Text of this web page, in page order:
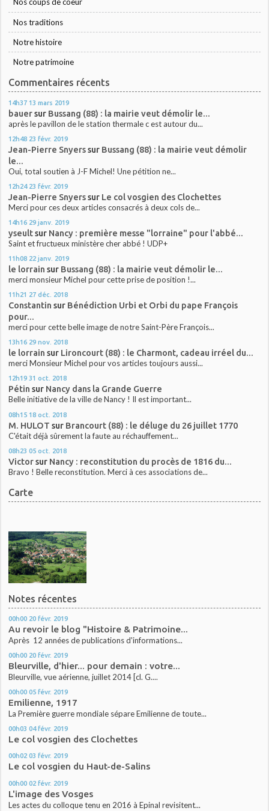
Nos coups de coeur
Nos traditions
Notre histoire
Notre patrimoine
Commentaires récents
14h37 13 mars 2019
bauersur Bussang (88) : la mairie veut démolir le...
après le pavillon de le station thermale c est autour du...
12h48 23 févr. 2019
Jean-Pierre Snyerssur Bussang (88) : la mairie veut démolir
le...
Oui, total soutien à J-F Michel! Une pétition ne...
12h24 23 févr. 2019
Jean-Pierre Snyerssur Le col vosgien des Clochettes
Merci pour ces deux articles consacrés à deux cols de...
14h16 29 janv. 2019
yseultsur Nancy : première messe "lorraine" pour l'abbé...
Saint et fructueux ministère cher abbé ! UDP+
11h08 22 janv. 2019
le lorrain sur Bussang (88) : la mairie veut démolir le...
merci monsieur Michel pour cette prise de position !...
11h21 27 déc. 2018
Constantin sur Bénédiction Urbi et Orbi du pape François
pour...
merci pour cette belle image de notre Saint-Père François...
13h16 29 nov. 2018
le lorrain sur Lironcourt (88) : le Charmont, cadeau irréel du...
merci Monsieur Michel pour vos articles toujours aussi...
12h19 31 oct. 2018
Pétin sur Nancy dans la Grande Guerre
Belle initiative de la ville de Nancy ! Il est important...
08h15 18 oct. 2018
M. HULOT sur Brancourt (88) : le déluge du 26 juillet 1770
C'était déjà sûrement la faute au réchauffement...
08h23 05 oct. 2018
Victorsur Nancy : reconstitution du procès de 1816 du...
Bravo ! Belle reconstitution. Merci à ces associations de...
Carte
Notes récentes
00h00 20 févr. 2019
Au revoir le blog "Histoire & Patrimoine...
Après 12 années de publications d'informations...
00h00 20 févr. 2019
Bleurville, d'hier... pour demain : votre...
Bleurville, vue aérienne, juillet 2014 [cl. G....
00h00 05 févr. 2019
Emilienne, 1917
La Première guerre mondiale sépare Emilienne de toute...
00h03 04 févr. 2019
Le col vosgien des Clochettes
00h02 03 févr. 2019
Le col vosgien du Haut-de-Salins
00h00 02 févr. 2019
L'image des Vosges
Les actes du colloque tenu en 2016 à Epinal revisitent...